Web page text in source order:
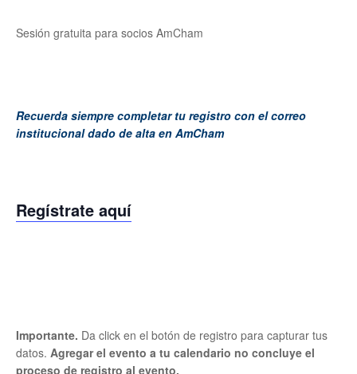
Sesión gratuita para socios AmCham
Recuerda siempre completar tu registro con el correo
institucional dado de alta en AmCham
Regístrate aquí
Importante. Da click en el botón de registro para capturar tus
datos. Agregar el evento a tu calendario no concluye el
proceso de registro al evento.